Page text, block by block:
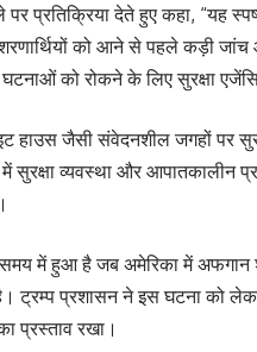
प्रतिक्रिया देते हुए कहा, “यह
को आने से पहले कड़ी जांच
को रोकने के लिए सुरक्षा
हाउस जैसी संवेदनशील जगहों पर
सुरक्षा व्यवस्था और आपातकालीन
में हुआ है जब अमेरिका में अफगान
ट्रम्प प्रशासन ने इस घटना को
प्रस्ताव रखा।